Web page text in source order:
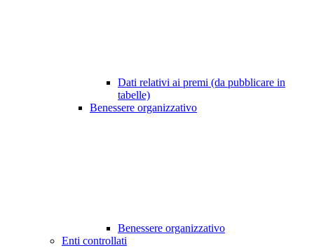
Dati relativi ai premi (da pubblicare in
tabelle)
Benessere organizzativo
Benessere organizzativo
Enti controllati